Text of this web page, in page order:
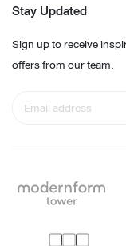
Stay Updated
Sign up to receive
offers from our team.